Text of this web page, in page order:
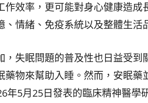
效率，更可能對身心健康造成
情緒、免疫系統以及整體生活
失眠問題的普及性也日益受到
物來幫助入睡。然而，安眠藥
年5月25日發表的臨床精神醫學